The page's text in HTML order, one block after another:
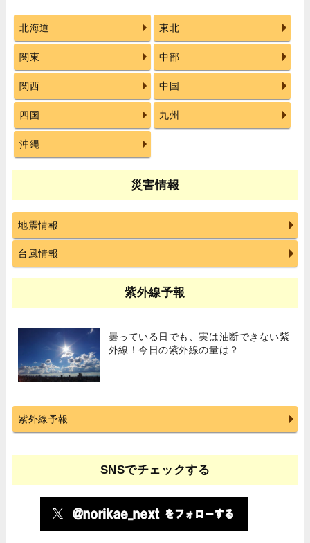
北海道 東北
関東 中部
関西 中国
四国 九州
沖縄
災害情報
地震情報
台風情報
紫外線予報
曇っている日でも、実は油断できない紫
外線！今日の紫外線の量は？
紫外線予報
SNSでチェックする